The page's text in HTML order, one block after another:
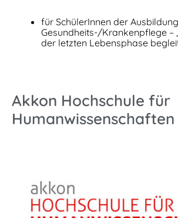
für SchülerInnen der Ausbildung
Gesundheits-/Krankenpflege –
der letzten Lebensphase
Akkon Hochschule für
Humanwissenschaften